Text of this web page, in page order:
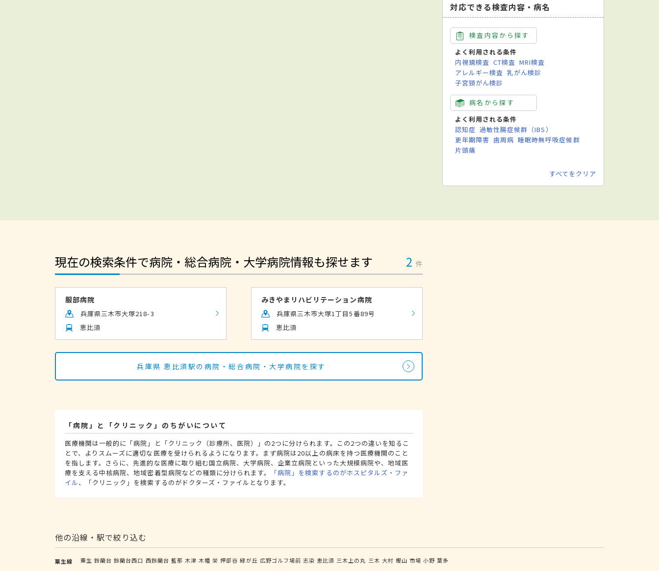
対応できる検査内容・病名
検査内容から探す
よく利用される条件
内視鏡検査 CT検査 MRI検査
アレルギー検査 乳がん検診
子宮頸がん検診
病名から探す
よく利用される条件
認知症 過敏性腸症候群（IBS）
更年期障害 歯周病 睡眠時無呼吸症候群
片頭痛
すべてをクリア
現在の検索条件で病院・総合病院・大学病院情報も探せます 2 件
服部病院
兵庫県三木市大塚218-3
恵比須
みきやまリハビリテーション病院
兵庫県三木市大塚1丁目5番89号
恵比須
兵庫県 恵比須駅の病院・総合病院・大学病院を探す
「病院」と「クリニック」のちがいについて
医療機関は一般的に「病院」と「クリニック（診療所、医院）」の2つに分けられます。この2つの違いを知るこ
とで、よりスムーズに適切な医療を受けられるようになります。まず病院は20以上の病床を持つ医療機関のこと
を指します。さらに、先進的な医療に取り組む国立病院、大学病院、企業立病院といった大規模病院や、地域医
療を支える中核病院、地域密着型病院などの種類に分けられます。
「病院」を検索するのがホスピタルズ・ファ
イル、「クリニック」を検索するのがドクターズ・ファイルとなります。
他の沿線・駅で絞り込む
粟生線 粟生 鈴蘭台 鈴蘭台西口 西鈴蘭台 藍那 木津 木幡 栄 押部谷 緑が丘 広野ゴルフ場前 志染 恵比須 三木上の丸 三木 大村 樫山 市場 小野 葉多